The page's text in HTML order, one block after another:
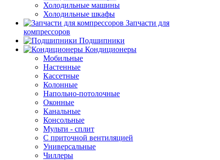
Холодильные машины
Холодильные шкафы
Запчасти для
компрессоров
Подшипники
Кондиционеры
Мобильные
Настенные
Кассетные
Колонные
Напольно-потолочные
Оконные
Канальные
Консольные
Мульти - сплит
С приточной вентиляцией
Универсальные
Чиллеры